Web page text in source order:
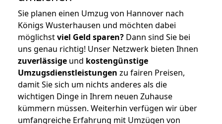
Sie planen einen Umzug von Hannover nach
Königs Wusterhausen und möchten dabei
möglichstviel Geld sparen? Dann sind Sie bei
uns genau richtig! Unser Netzwerk bieten Ihnen
zuverlässige und kostengünstige
Umzugsdienstleistungen zu fairen Preisen,
damit Sie sich um nichts anderes als die
wichtigen Dinge in Ihrem neuen Zuhause
kümmern müssen. Weiterhin verfügen wir über
umfangreiche Erfahrung mit Umzügen von